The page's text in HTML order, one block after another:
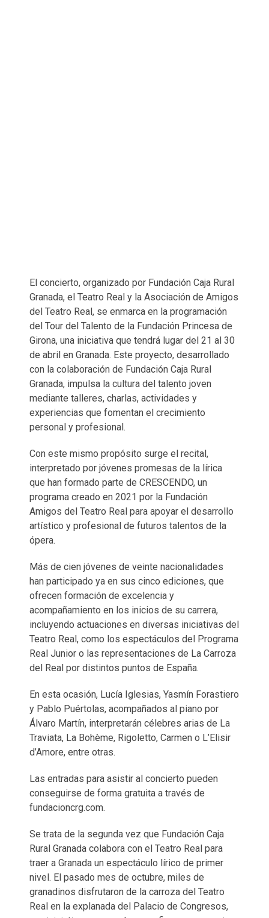
El concierto, organizado por Fundación Caja Rural
Granada, el Teatro Real y la Asociación de Amigos
del Teatro Real, se enmarca en la programación
del Tour del Talento de la Fundación Princesa de
Girona, una iniciativa que tendrá lugar del 21 al 30
de abril en Granada. Este proyecto, desarrollado
con la colaboración de Fundación Caja Rural
Granada, impulsa la cultura del talento joven
mediante talleres, charlas, actividades y
experiencias que fomentan el crecimiento
personal y profesional.
Con este mismo propósito surge el recital,
interpretado por jóvenes promesas de la lírica
que han formado parte de CRESCENDO, un
programa creado en 2021 por la Fundación
Amigos del Teatro Real para apoyar el desarrollo
artístico y profesional de futuros talentos de la
ópera.
Más de cien jóvenes de veinte nacionalidades
han participado ya en sus cinco ediciones, que
ofrecen formación de excelencia y
acompañamiento en los inicios de su carrera,
incluyendo actuaciones en diversas iniciativas del
Teatro Real, como los espectáculos del Programa
Real Junior o las representaciones de La Carroza
del Real por distintos puntos de España.
En esta ocasión, Lucía Iglesias, Yasmín Forastiero
y Pablo Puértolas, acompañados al piano por
Álvaro Martín, interpretarán célebres arias de La
Traviata, La Bohème, Rigoletto, Carmen o L’Elisir
d’Amore, entre otras.
Las entradas para asistir al concierto pueden
conseguirse de forma gratuita a través de
fundacioncrg.com.
Se trata de la segunda vez que Fundación Caja
Rural Granada colabora con el Teatro Real para
traer a Granada un espectáculo lírico de primer
nivel. El pasado mes de octubre, miles de
granadinos disfrutaron de la carroza del Teatro
Real en la explanada del Palacio de Congresos,